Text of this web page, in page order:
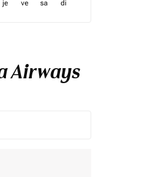
je ve sa di
Airways
Round trip Selected